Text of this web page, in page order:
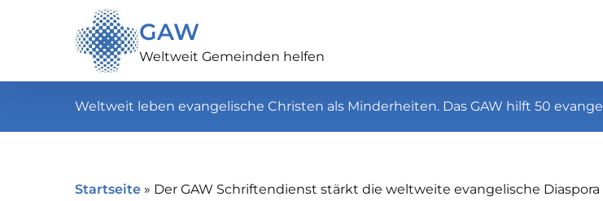
GAW
Weltweit Gemeinden helfen
Weltweit leben evangelische Christen als Minderheiten. Das GAW hilft 50
Startseite » Der GAW Schriftendienst stärkt die weltweite evangelische Diaspora